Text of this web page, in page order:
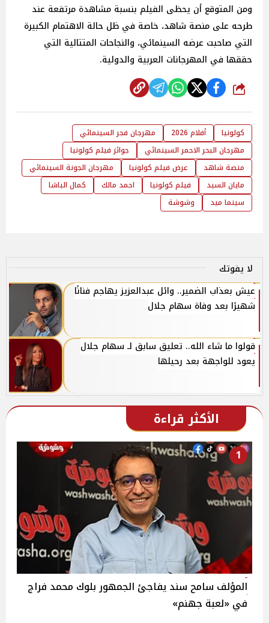
ومن المتوقع أن يحظى الفيلم بنسبة مشاهدة مرتفعة عند
طرحه على منصة شاهد، خاصة في ظل حالة الاهتمام الكبيرة
التي صاحبت عرضه السينمائي، والنجاحات المتتالية التي
حققها في المهرجانات العربية والدولية.
شارك
كولونيا أفلام 2026
مهرجان فجر السينمائي
مهرجان البحر الاحمر السينمائي
جوائز فيلم كولونيا
منصة شاهد
عرض فيلم كولونيا
مهرجان الجونة السينمائي
مايان السيد
فيلم كولونيا احمد مالك
كمال الباشا
سينما ميد
وشوشة
لا يفوتك
عيش بعذاب الضمير.. وائل عبدالعزيز يهاجم فنانًا
شهيرًا بعد وفاة سهام جلال
قولوا ما شاء الله.. تعليق سابق لـ سهام جلال
يعود للواجهة بعد رحيلها
الأكثر قراءة
1
المؤلف سامح سند يفاجئ الجمهور بلوك محمد فراج
في «لعبة جهنم»